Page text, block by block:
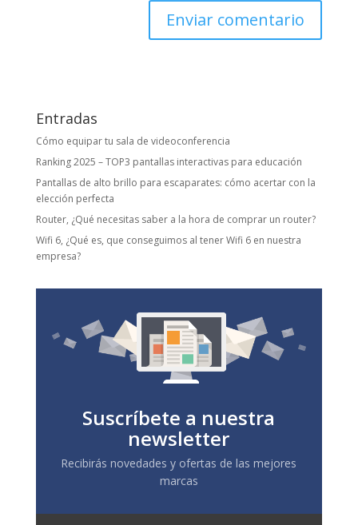
Entradas
Cómo equipar tu sala de videoconferencia
Ranking 2025 – TOP3 pantallas interactivas para educación
Pantallas de alto brillo para escaparates: cómo acertar con la
elección perfecta
Router, ¿Qué necesitas saber a la hora de comprar un router?
Wifi 6, ¿Qué es, que conseguimos al tener Wifi 6 en nuestra
empresa?
Suscríbete a nuestra
newsletter
Recibirás novedades y ofertas de las mejores
marcas